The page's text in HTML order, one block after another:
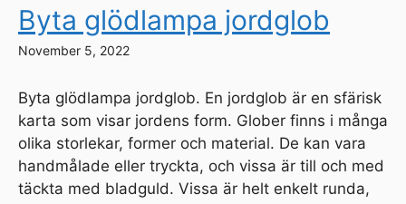
Byta glödlampa jordglob
November 5, 2022
Byta glödlampa jordglob. En jordglob är en sfärisk
karta som visar jordens form. Glober finns i många
olika storlekar, former och material. De kan vara
handmålade eller tryckta, och vissa är till och med
täckta med bladguld. Vissa är helt enkelt runda,